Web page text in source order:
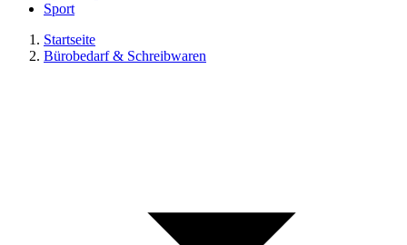
Sport
Startseite
Bürobedarf & Schreibwaren